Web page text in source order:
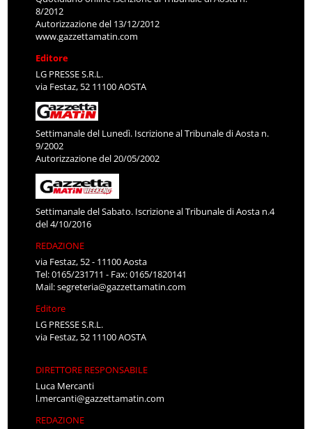
8/2012
Autorizzazione del 13/12/2012
www.gazzettamatin.com
Editore
LG PRESSE S.R.L.
via Festaz, 52 11100 AOSTA
Settimanale del Lunedì. Iscrizione al Tribunale di Aosta n.
9/2002
Autorizzazione del 20/05/2002
Settimanale del Sabato. Iscrizione al Tribunale di Aosta n.4
del 4/10/2016
REDAZIONE
via Festaz, 52 - 11100 Aosta
Tel: 0165/231711 - Fax: 0165/1820141
Mail:segreteria@gazzettamatin.com
Editore
LG PRESSE S.R.L.
via Festaz, 52 11100 AOSTA
DIRETTORE RESPONSABILE
Luca Mercanti
l.mercanti@gazzettamatin.com
REDAZIONE